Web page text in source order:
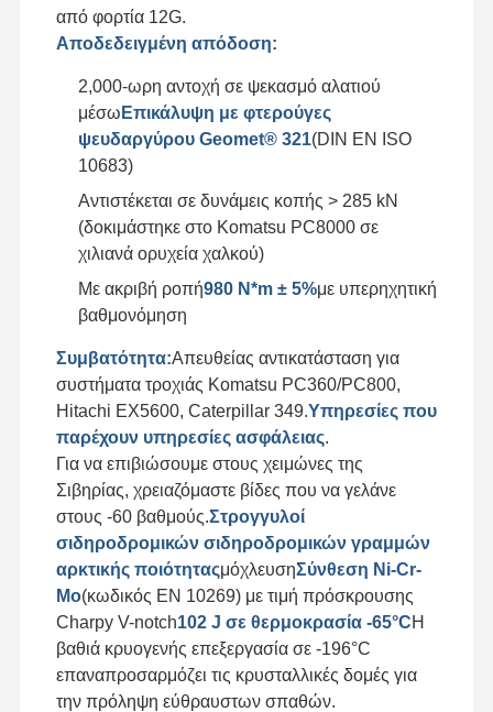
από φορτία 12G.
Αποδεδειγμένη απόδοση:
2,000-ωρη αντοχή σε ψεκασμό αλατιού
μέσω Επικάλυψη με φτερούγες
ψευδαργύρου Geomet® 321(DIN EN ISO
10683)
Αντιστέκεται σε δυνάμεις κοπής > 285 kN
(δοκιμάστηκε στο Komatsu PC8000 σε
χιλιανά ορυχεία χαλκού)
Με ακριβή ροπή980 N*m ± 5%με υπερηχητική
βαθμονόμηση
Συμβατότητα:Απευθείας αντικατάσταση για
συστήματα τροχιάς Komatsu PC360/PC800,
Hitachi EX5600, Caterpillar 349.Υπηρεσίες που
παρέχουν υπηρεσίες ασφάλειας.
Για να επιβιώσουμε στους χειμώνες της
Σιβηρίας, χρειαζόμαστε βίδες που να γελάνε
στους -60 βαθμούς.Στρογγυλοί
σιδηροδρομικών σιδηροδρομικών γραμμών
αρκτικής ποιότηταςμόχλευσηΣύνθεση Ni-Cr-
Mo(κωδικός EN 10269) με τιμή πρόσκρουσης
Charpy V-notch102 J σε θερμοκρασία -65°CΗ
βαθιά κρυογενής επεξεργασία σε -196°C
επαναπροσαρμόζει τις κρυσταλλικές δομές για
την πρόληψη εύθραυστων σπαθών.